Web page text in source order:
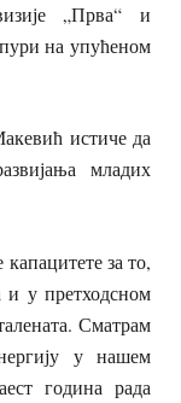
„Прва“ и
на упућеном
истиче да
младих
за то,
и у претходсном
Сматрам
у нашем
година рада